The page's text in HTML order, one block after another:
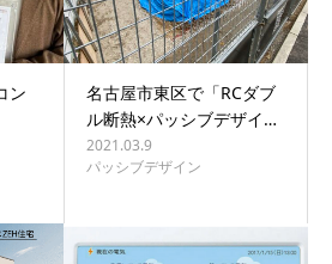
ン
名古屋市東区で「RCダブ
ル断熱×パッシブデザイ…
2021.03.9
パッシブデザイン